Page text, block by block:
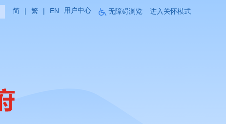
简 | 繁 | EN 用户中心 无障碍浏览 进入关怀模式